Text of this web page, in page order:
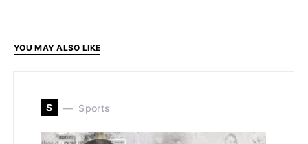
YOU MAY ALSO LIKE
S Sports